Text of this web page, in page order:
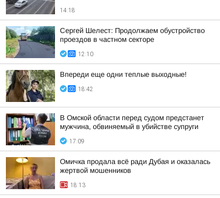
14:18
Сергей Шелест: Продолжаем обустройство
проездов в частном секторе
12:10
Впереди еще одни теплые выходные!
18:42
В Омской области перед судом предстанет
мужчина, обвиняемый в убийстве супруги
17:09
Омичка продала всё ради Дубая и оказалась
жертвой мошенников
18:13